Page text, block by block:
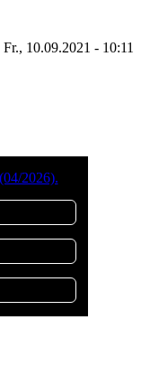
Fr., 10.09.2021 - 10:11